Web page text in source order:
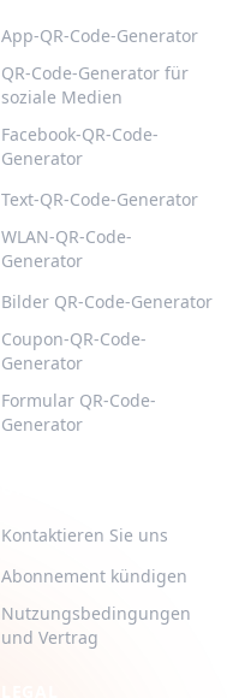
App-QR-Code-Generator
QR-Code-Generator für
soziale Medien
Facebook-QR-Code-
Generator
Text-QR-Code-Generator
WLAN-QR-Code-
Generator
Bilder QR-Code-Generator
Coupon-QR-Code-
Generator
Formular QR-Code-
Generator
Kontaktieren Sie uns
Abonnement kündigen
Nutzungsbedingungen
und Vertrag